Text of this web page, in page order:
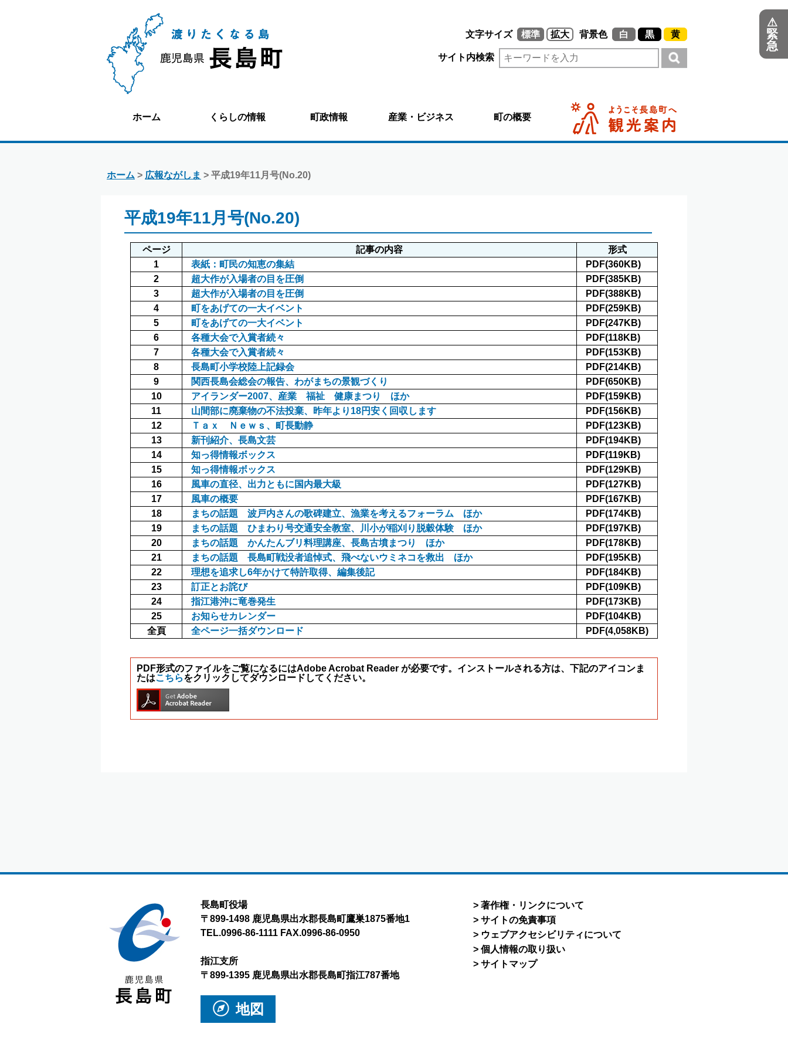
背景色 白 黒 黄
文字サイズ 標準 拡大
サイト内検索
⚠
緊
急
ホーム くらしの情報 町政情報 産業・ビジネス 町の概要
ホーム > 広報ながしま > 平成19年11月号(No.20)
平成19年11月号(No.20)
ページ 記事の内容
形式
1
表紙：町民の知恵の集結
PDF(360KB)
2
超大作が入場者の目を圧倒
PDF(385KB)
3
超大作が入場者の目を圧倒
PDF(388KB)
4
町をあげての一大イベント
PDF(259KB)
5
町をあげての一大イベント
PDF(247KB)
6
各種大会で入賞者続々
PDF(118KB)
7
各種大会で入賞者続々
PDF(153KB)
8
長島町小学校陸上記録会
PDF(214KB)
9
関西長島会総会の報告、わがまちの景観づくり
PDF(650KB)
10
アイランダー2007、産業 福祉 健康まつり ほか
PDF(159KB)
11
山間部に廃棄物の不法投棄、昨年より18円安く回収します
PDF(156KB)
12
Ｔａｘ Ｎｅｗｓ、町長動静
PDF(123KB)
13
新刊紹介、長島文芸
PDF(194KB)
14
知っ得情報ボックス
PDF(119KB)
15
知っ得情報ボックス
PDF(129KB)
16
風車の直径、出力ともに国内最大級
PDF(127KB)
17
風車の概要
PDF(167KB)
18
まちの話題 波戸内さんの歌碑建立、漁業を考えるフォーラム ほか
PDF(174KB)
19
まちの話題 ひまわり号交通安全教室、川小が稲刈り脱穀体験 ほか
PDF(197KB)
20
まちの話題 かんたんブリ料理講座、長島古墳まつり ほか
PDF(178KB)
21
まちの話題 長島町戦没者追悼式、飛べないウミネコを救出 ほか
PDF(195KB)
22
理想を追求し6年かけて特許取得、編集後記
PDF(184KB)
23
訂正とお詫び
PDF(109KB)
24
指江港沖に竜巻発生
PDF(173KB)
25
お知らせカレンダー
PDF(104KB)
全頁
全ページ一括ダウンロード PDF(4,058KB)
PDF形式のファイルをご覧になるにはAdobe Acrobat Reader が必要です。インストールされる方は、下記のアイコンま
たはこちらをクリックしてダウンロードしてください。
著作権・リンクについて
サイトの免責事項
ウェブアクセシビリティについて
個人情報の取り扱い
サイトマップ
長島町役場
〒899-1498 鹿児島県出水郡長島町鷹巣1875番地1
TEL.0996-86-1111 FAX.0996-86-0950
指江支所
〒899-1395 鹿児島県出水郡長島町指江787番地
地図